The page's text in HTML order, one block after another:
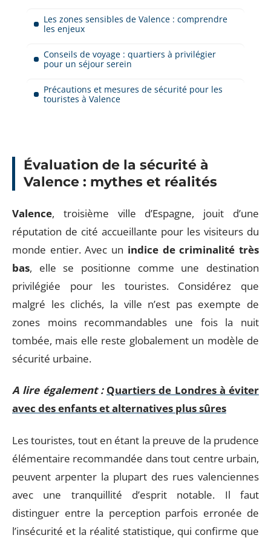
Les zones sensibles de Valence : comprendre
les enjeux
Conseils de voyage : quartiers à privilégier
pour un séjour serein
Précautions et mesures de sécurité pour les
touristes à Valence
Évaluation de la sécurité à
Valence : mythes et réalités
Valence, troisième ville d’Espagne, jouit d’une
réputation de cité accueillante pour les visiteurs du
monde entier. Avec un indice de criminalité très
bas, elle se positionne comme une destination
privilégiée pour les touristes. Considérez que
malgré les clichés, la ville n’est pas exempte de
zones moins recommandables une fois la nuit
tombée, mais elle reste globalement un modèle de
sécurité urbaine.
A lire également : Quartiers de Londres à éviter
avec des enfants et alternatives plus sûres
Les touristes, tout en étant la preuve de la prudence
élémentaire recommandée dans tout centre urbain,
peuvent arpenter la plupart des rues valenciennes
avec une tranquillité d’esprit notable. Il faut
distinguer entre la perception parfois erronée de
l’insécurité et la réalité statistique, qui confirme que